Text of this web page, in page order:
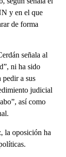
y en el que
de forma
señala al
ni ha sido
a sus
judicial
así como
la oposición ha